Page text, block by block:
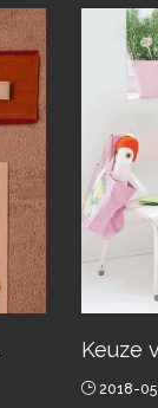
Keuze
2018-05